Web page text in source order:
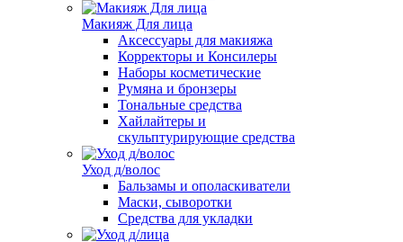
Макияж Для лица
Аксессуары для макияжа
Корректоры и Консилеры
Наборы косметические
Румяна и бронзеры
Тональные средства
Хайлайтеры и
скульптурирующие средства
Уход д/волос
Бальзамы и ополаскиватели
Маски, сыворотки
Средства для укладки